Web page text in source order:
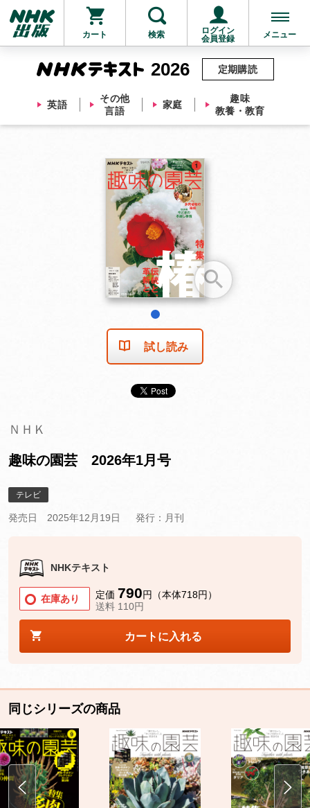
カート 検索
ログイン
会員登録
メニュー
2026
英語
その他
言語
家庭
趣味
教養・教育
定期購読
他にも商品を買う
試し読み
ＮＨＫ
趣味の園芸 2026年1月号
テレビ
発売日 2025年12月19日 発行：月刊
NHKテキスト
在庫あり 定価 790円（本体718円）
送料 110円
カートに入れる
同じシリーズの商品